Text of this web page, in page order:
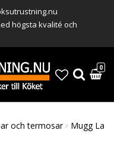
högsta kvalité och
0
och termosar
Mugg La